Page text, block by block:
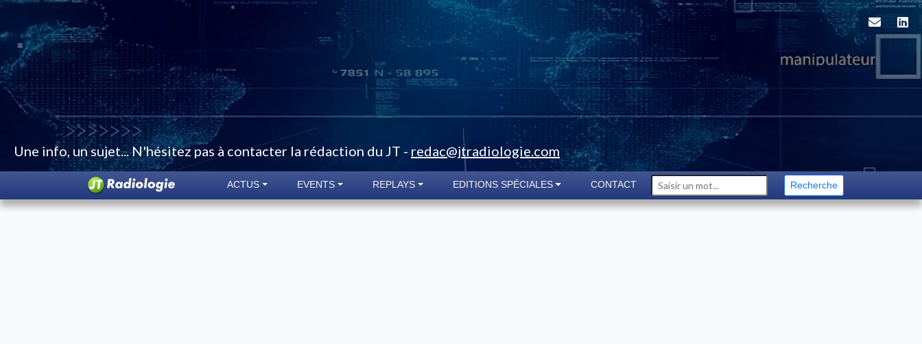
Une info, un sujet... N'hésitez pas à contacter la rédaction du JT - redac@jtradiologie.com
ACTUS EVENTS REPLAYS EDITIONS SPÉCIALES CONTACT Recherche